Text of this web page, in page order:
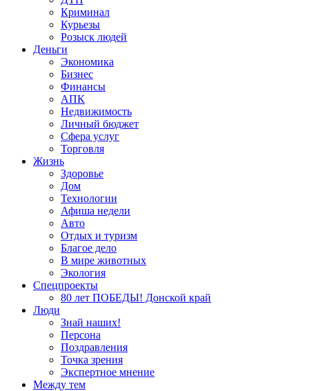
Криминал
Курьезы
Розыск людей
Деньги
Экономика
Бизнес
Финансы
АПК
Недвижимость
Личный бюджет
Сфера услуг
Торговля
Жизнь
Здоровье
Дом
Технологии
Афиша недели
Авто
Отдых и туризм
Благое дело
В мире животных
Экология
Спецпроекты
80 лет ПОБЕДЫ! Донской край
Люди
Знай наших!
Персона
Поздравления
Точка зрения
Экспертное мнение
Между тем